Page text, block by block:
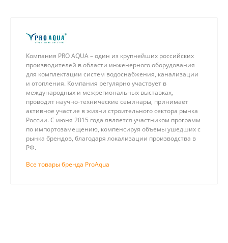
Компания PRO AQUA – один из крупнейших российских
производителей в области инженерного оборудования
для комплектации систем водоснабжения, канализации
и отопления. Компания регулярно участвует в
международных и межрегиональных выставках,
проводит научно-технические семинары, принимает
активное участие в жизни строительного сектора рынка
России. С июня 2015 года является участником программ
по импортозамещению, компенсируя объемы ушедших с
рынка брендов, благодаря локализации производства в
РФ.
Все товары бренда ProAqua